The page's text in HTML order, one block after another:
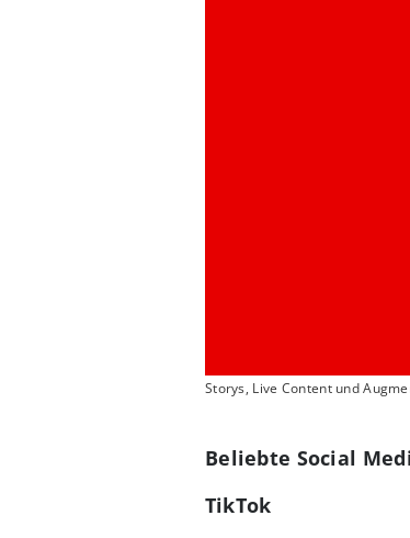
Storys, Live Content und
Beliebte Social
TikTok